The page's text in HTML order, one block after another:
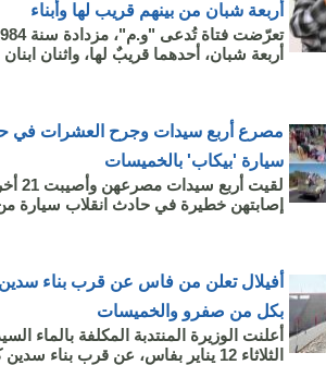
أربعة شبان من بينهم قريب لها وأبناء
أربعة شبان، أحدهما قريبٌ لها، واثنان
مصرع أربع سيدات وجرح العشرات في
سيارة 'بيكاب' بالخميسات
إصابتهن خطيرة في حادث انقلاب سيارة
أفيلال تعلن من فاس عن قرب بناء سدين
بكل من صفرو والخميسات
أعلنت الوزيرة المنتدبة المكلفة بالماء
الثلاثاء 12 يناير بفاس، عن قرب بناء سدين كبيرين بطاقة استيعابية...